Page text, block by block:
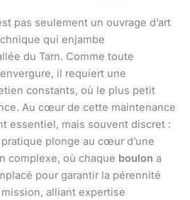
pas seulement un ouvrage d’art
qui enjambe
du Tarn. Comme toute
il requiert une
constants, où le plus petit
Au cœur de cette maintenance
essentiel, mais souvent discret :
pratique plonge au cœur d’une
complexe, où chaque boulon a
pour garantir la pérennité
alliant expertise